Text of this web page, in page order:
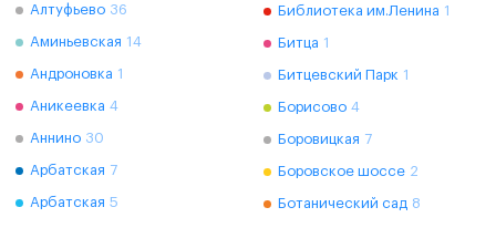
Алтуфьево 36
Аминьевская 14
Андроновка 1
Аникеевка 4
Аннино 30
Арбатская 7
Арбатская 5
Библиотека им.Ленина 1
Битца 1
Битцевский Парк 1
Борисово 4
Боровицкая 7
Боровское шоссе 2
Ботанический сад 8